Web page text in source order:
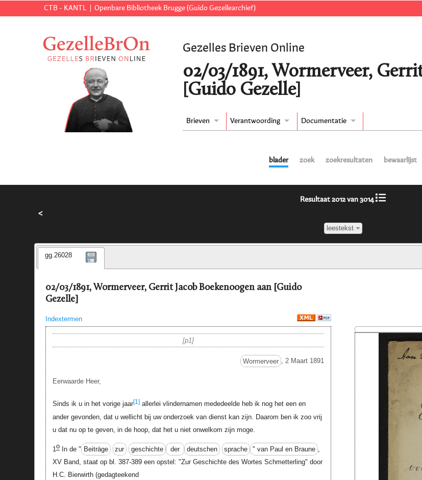
CTB - KANTL Openbare Bibliotheek Brugge (Guido Gezellearchief)
Gezelles Brieven Online
02/03/1891, Wormerveer,
[Guido Gezelle]
Brieven Verantwoording Documentatie
blader zoek zoekresultaten bewaarlijst
<
Resultaat 2012 van 3014
leestekst
gg.26028
02/03/1891, Wormerveer, Gerrit Jacob Boekenoogen aan [Guido
Gezelle]
Indextermen
p1
Wormerveer , 2 Maart 1891
Eerwaarde Heer,
Sinds ik u in het vorige jaar[1]allerlei vlindernamen mededeelde heb ik nog het een en
ander gevonden, dat u wellicht bij uw onderzoek van dienst kan zijn. Daarom ben ik zoo vrij
u dat nu op te geven, in de hoop, dat het u niet onwelkom zijn moge.
1oIn de " Beiträge zur geschichte der deutschen sprache " van Paul en Braune
XV Band, staat op bl. 387-389 een opstel: "Zur Geschichte des Wortes Schmetterling" door
H.C. Bierwirth (gedagteekend